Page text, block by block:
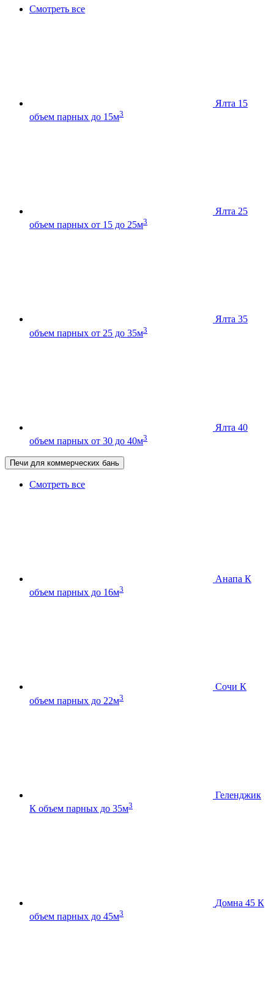
Смотреть все
Ялта 15
объем парных до 15м3
Ялта 25
объем парных от 15 до 25м3
Ялта 35
объем парных от 25 до 35м3
Ялта 40
объем парных от 30 до 40м3
Печи для коммерческих бань
Смотреть все
Анапа К
объем парных до 16м3
Сочи К
объем парных до 22м3
Геленджик
К объем парных до 35м3
Домна 45 К
объем парных до 45м3